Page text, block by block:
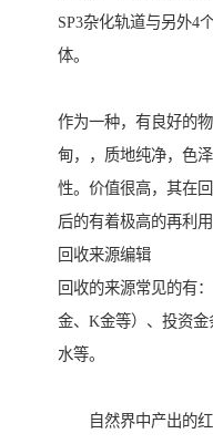
SP3杂化轨道与另外4
体。
作为一种，有良好的
甸，，质地纯净，色
性。价值很高，其在
后的有着极高的再利用
回收来源编辑
回收的来源常见的有
金、K金等）、投资
水等。
自然界中产出的红